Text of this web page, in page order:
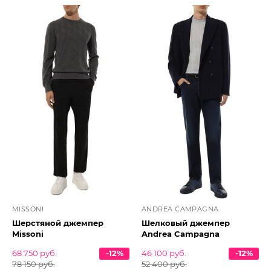
MISSONI
Шерстяной джемпер
Missoni
68 750 руб.
78 150 руб.
-12%
ANDREA CAMPAGNA
Шелковый джемпер
Andrea Campagna
46 100 руб.
52 400 руб.
-12%